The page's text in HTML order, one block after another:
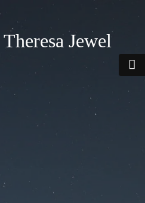
Jewel